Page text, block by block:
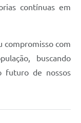
contínuas em
compromisso com
buscando
futuro de nossos